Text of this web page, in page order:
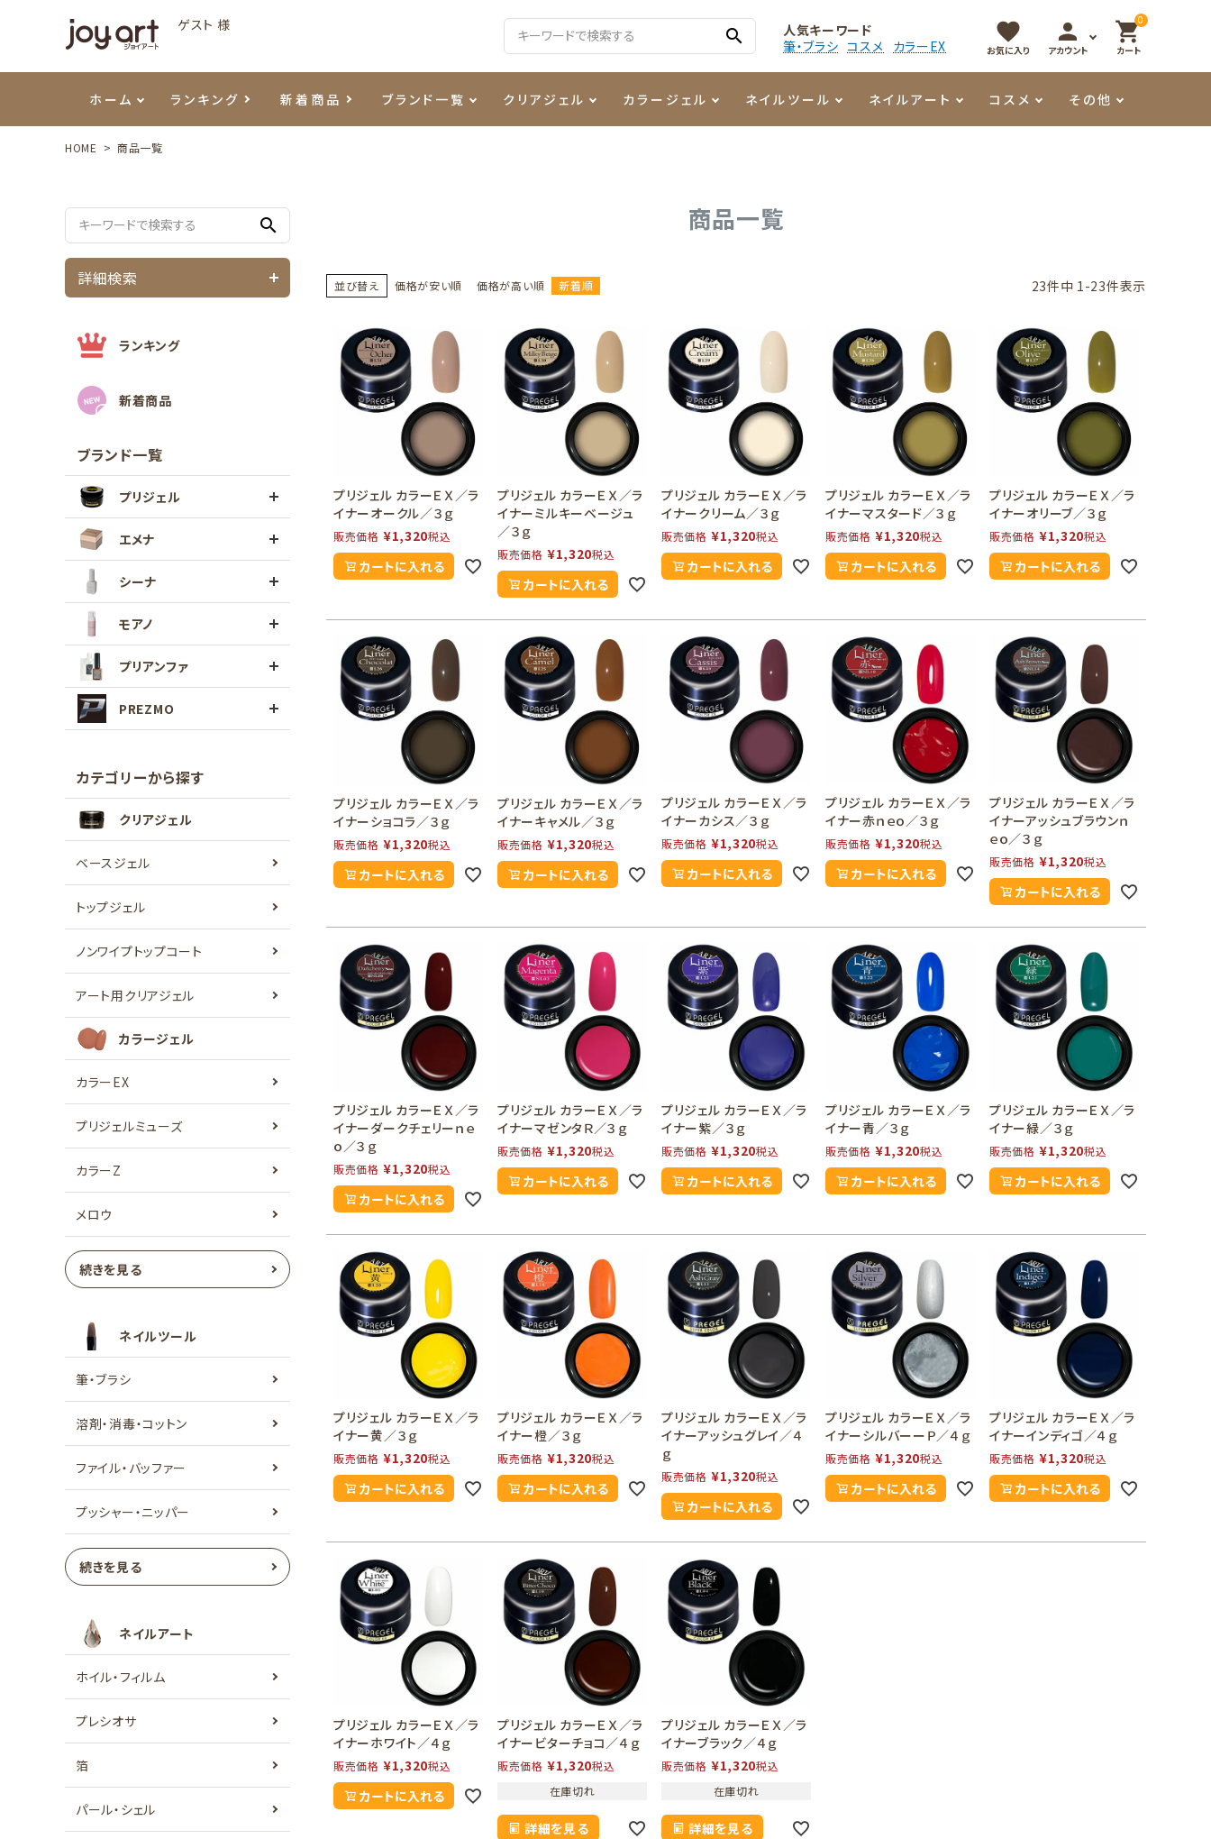
ゲスト 様
search
人気キーワード
筆・ブラシ コスメ カラーEX
favorite
お気に入り
person
アカウント
0
shopping_cart
カート
ホーム ランキング 新着商品 ブランド一覧
モアノ
クリアジェル カラージェル
ウェービージェル ニュアンスジェル
マグネティジェル マグネティフラッシュジェル
フラッシュジェル シーナカラージェルポリッシュ その他カラージェル
ネイルツール
ネイルケア用品 チャート・チップ関連
ネイルマシン LEDライト
ネイルアート
メタルパーツ レジン・モールド
コスメ その他
HOME 商品一覧
search
詳細検索
ランキング
新着商品
ブランド一覧
プリジェル
エメナ
シーナ
モアノ
プリアンファ
PREZMO
カテゴリーから探す
クリアジェル
ベースジェル
トップジェル
ノンワイプトップコート
アート用クリアジェル
カラージェル
カラーEX
プリジェルミューズ
カラーZ
メロウ
続きを見る
ネイルツール
筆・ブラシ
溶剤・消毒・コットン
ファイル・バッファー
プッシャー・ニッパー
続きを見る
ネイルアート
ホイル・フィルム
プレシオサ
箔
パール・シェル
商品一覧
並び替え 価格が安い順 価格が高い順 新着順 23件中 1-23件表示
プリジェル カラーＥＸ／ラ
イナーオークル／３ｇ
販売価格 ¥1,320税込
カートに入れる
プリジェル カラーＥＸ／ラ
イナーミルキーベージュ
／３ｇ
販売価格 ¥1,320税込
カートに入れる
プリジェル カラーＥＸ／ラ
イナークリーム／３ｇ
販売価格 ¥1,320税込
カートに入れる
プリジェル カラーＥＸ／ラ
イナーマスタード／３ｇ
販売価格 ¥1,320税込
カートに入れる
プリジェル カラーＥＸ／ラ
イナーオリーブ／３ｇ
販売価格 ¥1,320税込
カートに入れる
プリジェル カラーＥＸ／ラ
イナーショコラ／３ｇ
販売価格 ¥1,320税込
カートに入れる
プリジェル カラーＥＸ／ラ
イナーキャメル／３ｇ
販売価格 ¥1,320税込
カートに入れる
プリジェル カラーＥＸ／ラ
イナーカシス／３ｇ
販売価格 ¥1,320税込
カートに入れる
プリジェル カラーＥＸ／ラ
イナー赤ｎｅｏ／３ｇ
販売価格 ¥1,320税込
カートに入れる
プリジェル カラーＥＸ／ラ
イナーアッシュブラウンｎ
ｅｏ／３ｇ
販売価格 ¥1,320税込
カートに入れる
プリジェル カラーＥＸ／ラ
イナーダークチェリーｎｅ
ｏ／３ｇ
販売価格 ¥1,320税込
カートに入れる
プリジェル カラーＥＸ／ラ
イナーマゼンタＲ／３ｇ
販売価格 ¥1,320税込
カートに入れる
プリジェル カラーＥＸ／ラ
イナー紫／３ｇ
販売価格 ¥1,320税込
カートに入れる
プリジェル カラーＥＸ／ラ
イナー青／３ｇ
販売価格 ¥1,320税込
カートに入れる
プリジェル カラーＥＸ／ラ
イナー緑／３ｇ
販売価格 ¥1,320税込
カートに入れる
プリジェル カラーＥＸ／ラ
イナー黄／３ｇ
販売価格 ¥1,320税込
カートに入れる
プリジェル カラーＥＸ／ラ
イナー橙／３ｇ
販売価格 ¥1,320税込
カートに入れる
プリジェル カラーＥＸ／ラ
イナーアッシュグレイ／４
ｇ
販売価格 ¥1,320税込
カートに入れる
プリジェル カラーＥＸ／ラ
イナーシルバーーＰ／４ｇ
販売価格 ¥1,320税込
カートに入れる
プリジェル カラーＥＸ／ラ
イナーインディゴ／４ｇ
販売価格 ¥1,320税込
カートに入れる
プリジェル カラーＥＸ／ラ
イナーホワイト／４ｇ
販売価格 ¥1,320税込
カートに入れる
プリジェル カラーＥＸ／ラ
イナービターチョコ／４ｇ
販売価格 ¥1,320税込
在庫切れ
詳細を見る
プリジェル カラーＥＸ／ラ
イナーブラック／４ｇ
販売価格 ¥1,320税込
在庫切れ
詳細を見る